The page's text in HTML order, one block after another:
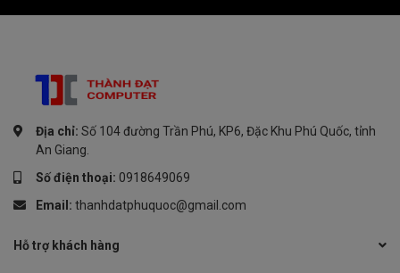
Địa chỉ: Số 104 đường Trần Phú, KP6, Đặc Khu Phú Quốc, tỉnh
An Giang.
Số điện thoại: 0918649069
Email: thanhdatphuquoc@gmail.com
Hỗ trợ khách hàng